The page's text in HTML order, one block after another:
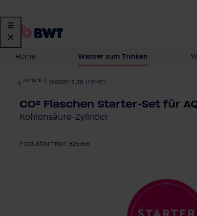
Home Wasser zum Trinken
zurück Wasser zum Trinken
CO² Flaschen Starter-Set für
Kohlensäure-Zylinder
Produktnummer: 825355